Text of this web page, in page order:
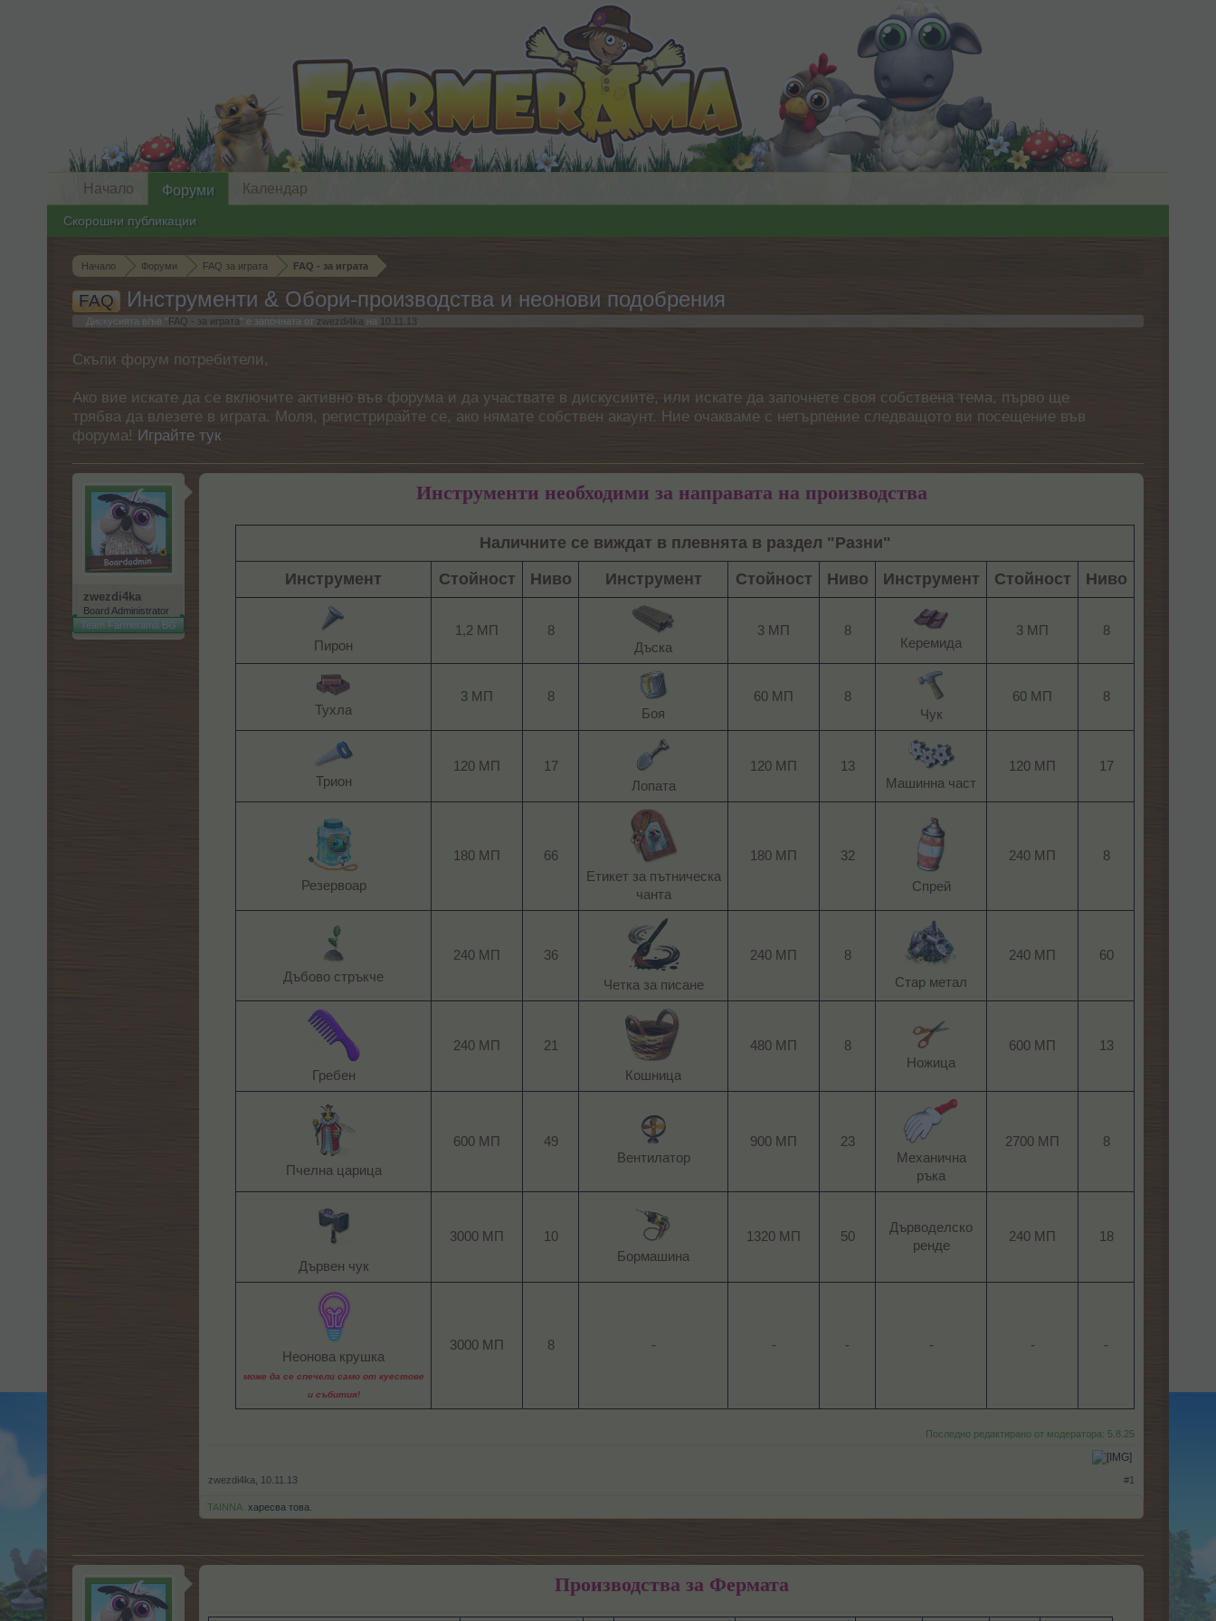
Начало Форуми FAQ за играта FAQ - за играта
FAQ Инструменти & Обори-производства и неонови подобрения
Дискусията в/ъв " FAQ - за играта " е започната от zwezdi4ka на 10.11.13
Скъпи форум потребители,
Ако вие искате да се включите активно във форума и да участвате в дискусиите, или искате да започнете своя собствена тема, първо ще
трябва да влезете в играта. Моля, регистрирайте се, ако нямате собствен акаунт. Ние очакваме с нетърпение следващото ви посещение във
форума! Играйте тук
zwezdi4ka
Board Administrator
Team Farmerama BG
Инструменти необходими за направата на производства
Наличните се виждат в плевнята в раздел "Разни"
Инструмент
Стойност Ниво Инструмент Стойност Ниво Инструмент Стойност Ниво
Пирон​
1,2 МП
8
Дъска​
3 МП
8
Керемида​
3 МП 8
Тухла​
3 МП
8
Боя​
60 МП
8
Чук​
60 МП 8
Трион​
120 МП
17
Лопата​
120 МП
13
Машинна част​
120 МП 17
Резервоар​
180 МП
66
Етикет за пътническа
чанта​
180 МП 32
Спрей​
240 МП 8
Дъбово стръкче​
240 МП 36
Четка за писане​
240 МП
8
Стар метал​
240 МП 60
Гребен​
240 МП 21
Кошница​
480 МП
8
Ножица​
600 МП 13
Пчелна царица​
600 МП
49
Вентилатор​
900 МП
23
Механична
ръка​
2700 МП 8
Дървен чук​
3000 МП
10
Бормашина​
1320 МП 50
Дърводелско
ренде​
240 МП​ 18
Неонова крушка
може да се спечели само от куестове
и събития!
3000 МП​ 8​ -​ - - -​ -​ -
Последно редактирано от модератора: 5.8.25
zwezdi4ka 10.11.13 #1
.TAINNA. харесва това.
Производства за Фермата
Начало Форуми
Скорошни публикации
Календар